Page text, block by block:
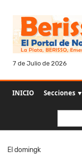
7 de Julio de 2026
INICIO Secciones ▼
El domingk